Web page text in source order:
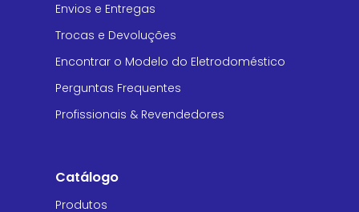
Envios e Entregas
Trocas e Devoluções
Encontrar o Modelo do Eletrodoméstico
Perguntas Frequentes
Profissionais & Revendedores
Catálogo
Produtos